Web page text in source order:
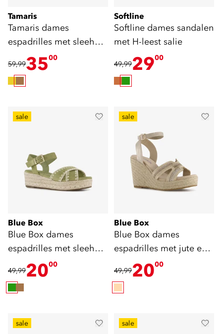
Tamaris
Tamaris dames
espadrilles met sleehak
bruin
59,993500
Softline
Softline dames sandalen
met H-leest salie
49,992900
sale
Blue Box
Blue Box dames
espadrilles met sleehak
groen
49,992000
sale
Blue Box
Blue Box dames
espadrilles met jute en
sleehak beige
49,992000
sale sale